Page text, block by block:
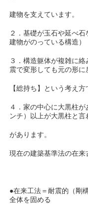
建物を支えています。
２．基礎が玉石や延べ
建物がのっている構造）
３．構造躯体が複雑に
震で変形しても元の形
【総持ち】という考え方
４．家の中心に大黒柱
ンチ）以上が大黒柱と言
があります。
現在の建築基準法の在来
●在来工法＝耐震的（剛
全体を固める